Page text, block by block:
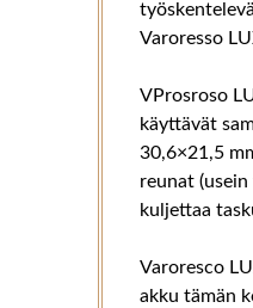
Varoresso
VProsroso
käyttävät
30,6×21,5
reunat
kuljettaa
Varoresco
akku tämän